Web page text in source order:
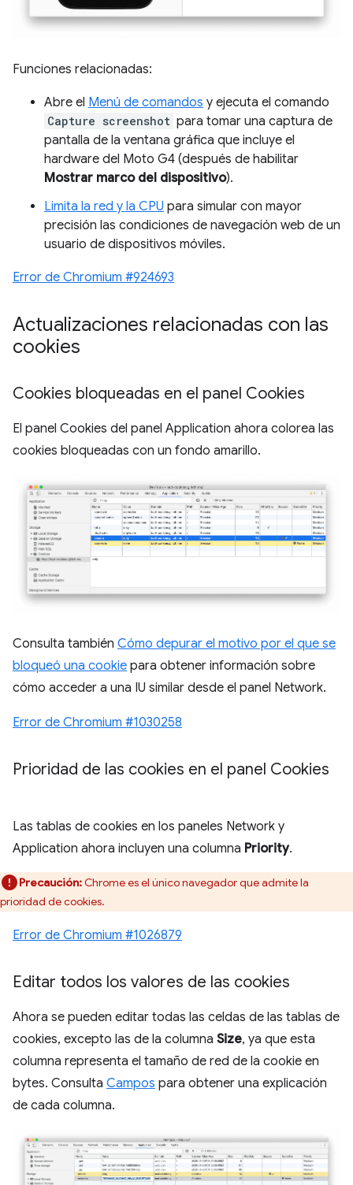
Funciones relacionadas:
Abre el Menú de comandos y ejecuta el comando
Capture screenshot para tomar una captura de
pantalla de la ventana gráfica que incluye el
hardware del Moto G4 (después de habilitar
Mostrar marco del dispositivo).
Limita la red y la CPU para simular con mayor
precisión las condiciones de navegación web de un
usuario de dispositivos móviles.
Error de Chromium #924693
Actualizaciones relacionadas con las
cookies
Cookies bloqueadas en el panel Cookies
El panel Cookies del panel Application ahora colorea las
cookies bloqueadas con un fondo amarillo.
Consulta también Cómo depurar el motivo por el que se
bloqueó una cookie para obtener información sobre
cómo acceder a una IU similar desde el panel Network.
Error de Chromium #1030258
Prioridad de las cookies en el panel Cookies
Las tablas de cookies en los paneles Network y
Application ahora incluyen una columna Priority.
Precaución:Chrome es el único navegador que admite la
prioridad de cookies.
Error de Chromium #1026879
Editar todos los valores de las cookies
Ahora se pueden editar todas las celdas de las tablas de
cookies, excepto las de la columna Size, ya que esta
columna representa el tamaño de red de la cookie en
bytes. Consulta Campos para obtener una explicación
de cada columna.